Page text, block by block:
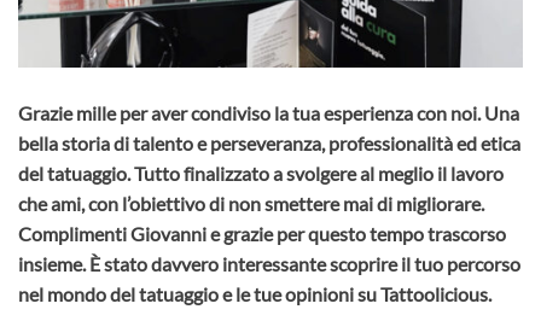
Grazie mille per aver condiviso la tua esperienza con noi. Una
bella storia di talento e perseveranza, professionalità ed etica
del tatuaggio. Tutto finalizzato a svolgere al meglio il lavoro
che ami, con l’obiettivo di non smettere mai di migliorare.
Complimenti Giovanni e grazie per questo tempo trascorso
insieme. È stato davvero interessante scoprire il tuo percorso
nel mondo del tatuaggio e le tue opinioni su Tattoolicious.